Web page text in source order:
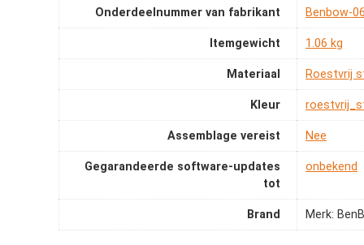
Onderdeelnummer van fabrikant ‎Benbow-
Itemgewicht ‎1.06 kg
Materiaal ‎Roestvrij
Kleur
Assemblage vereist ‎Nee
Gegarandeerde software-updates
tot
‎onbekend
Brand Merk: